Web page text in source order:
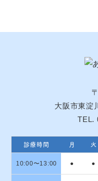
大阪市東淀
TEL.
診療時間 月 火
10:00〜13:00 ● ●